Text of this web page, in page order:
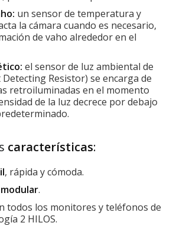
un sensor de temperatura y
la cámara cuando es necesario,
de vaho alrededor en el
el sensor de luz ambiental de
Resistor) se encarga de
retroiluminadas en el momento
de la luz decrece por debajo
características:
, rápida y cómoda.
.
todos los monitores y teléfonos de
2 HILOS.